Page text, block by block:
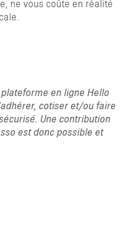
ne vous coûte en réalité
en ligne Hello
cotiser et/ou faire
Une contribution
est donc possible et